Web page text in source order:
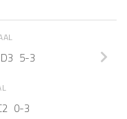
D3 5-3
0-3